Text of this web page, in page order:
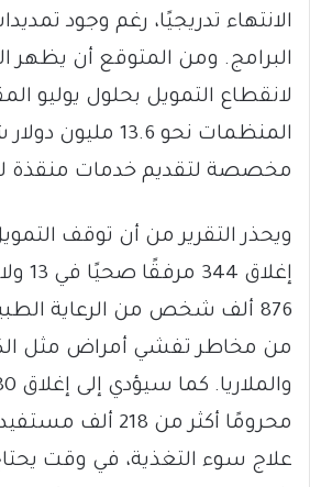
الانتهاء تدريجيًا، رغم وجود
البرامج. ومن المتوقع أن يظهر
لانقطاع التمويل بحلول يوليو
المنظمات نحو 13.6
مخصصة لتقديم خدمات منقذة
ويحذر التقرير من أن توقف
876 ألف شخص من الرعاية
من مخاطر تفشي أمراض مثل
محرومًا أكثر من